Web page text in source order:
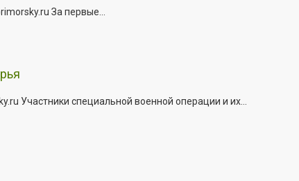
За первые...
Участники специальной военной операции и их...